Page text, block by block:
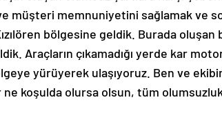
müşteri memnuniyetini sağlamak ve
bölgesine geldik. Burada
Araçların çıkamadığı yerde kar
yürüyerek ulaşıyoruz. Ben ve
koşulda olursa olsun, tüm